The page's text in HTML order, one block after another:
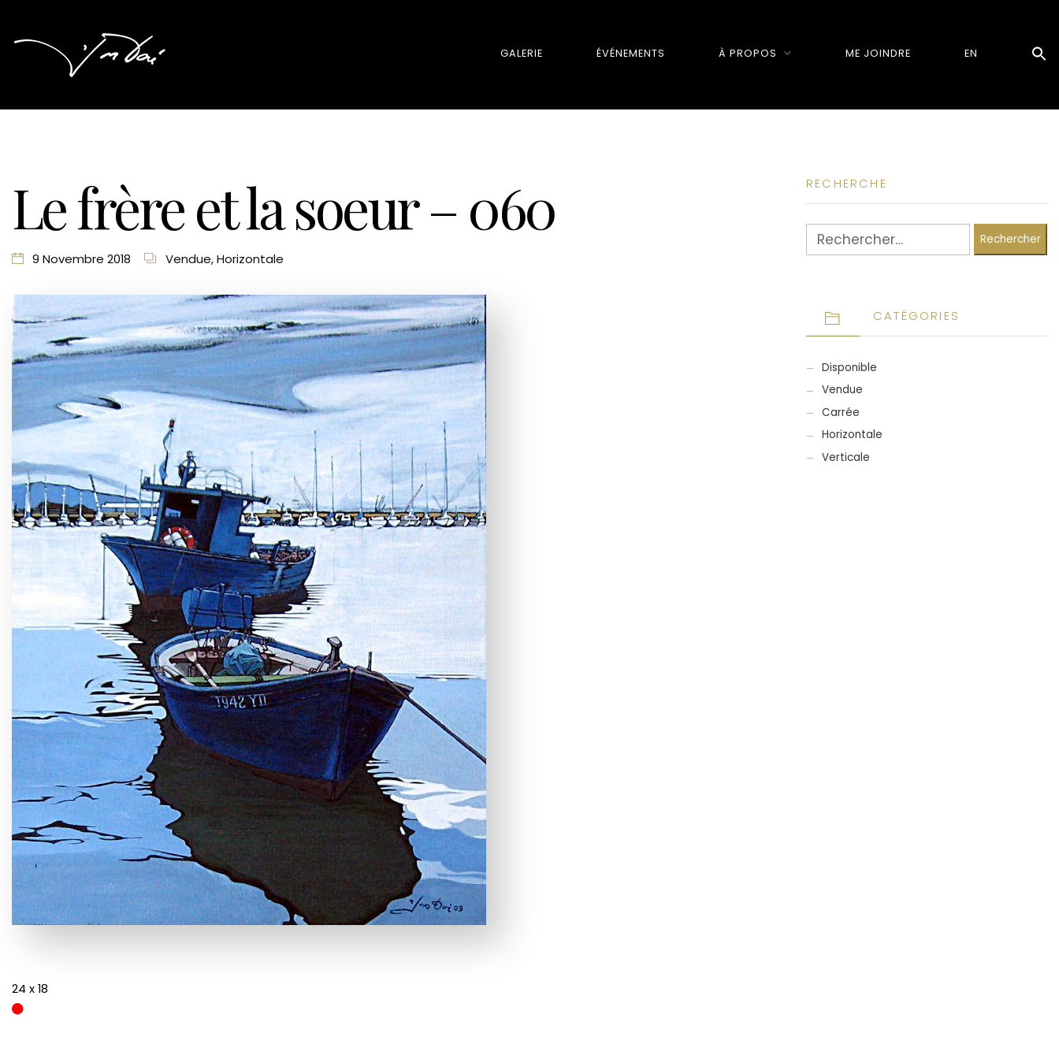
GALERIE ÉVÉNEMENTS À PROPOS ME JOINDRE EN
Le frère et la soeur – 060
9 Novembre 2018 Vendue,Horizontale
24 x 18
RECHERCHE
Rechercher :
CATÉGORIES
Disponible
Vendue
Carrée
Horizontale
Verticale